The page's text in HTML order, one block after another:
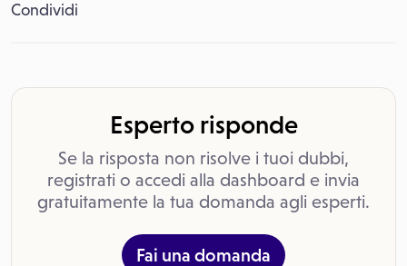
Condividi
Esperto risponde
Se la risposta non risolve i tuoi dubbi,
registrati o accedi alla dashboard e invia
gratuitamente la tua domanda agli esperti.
Fai una domanda